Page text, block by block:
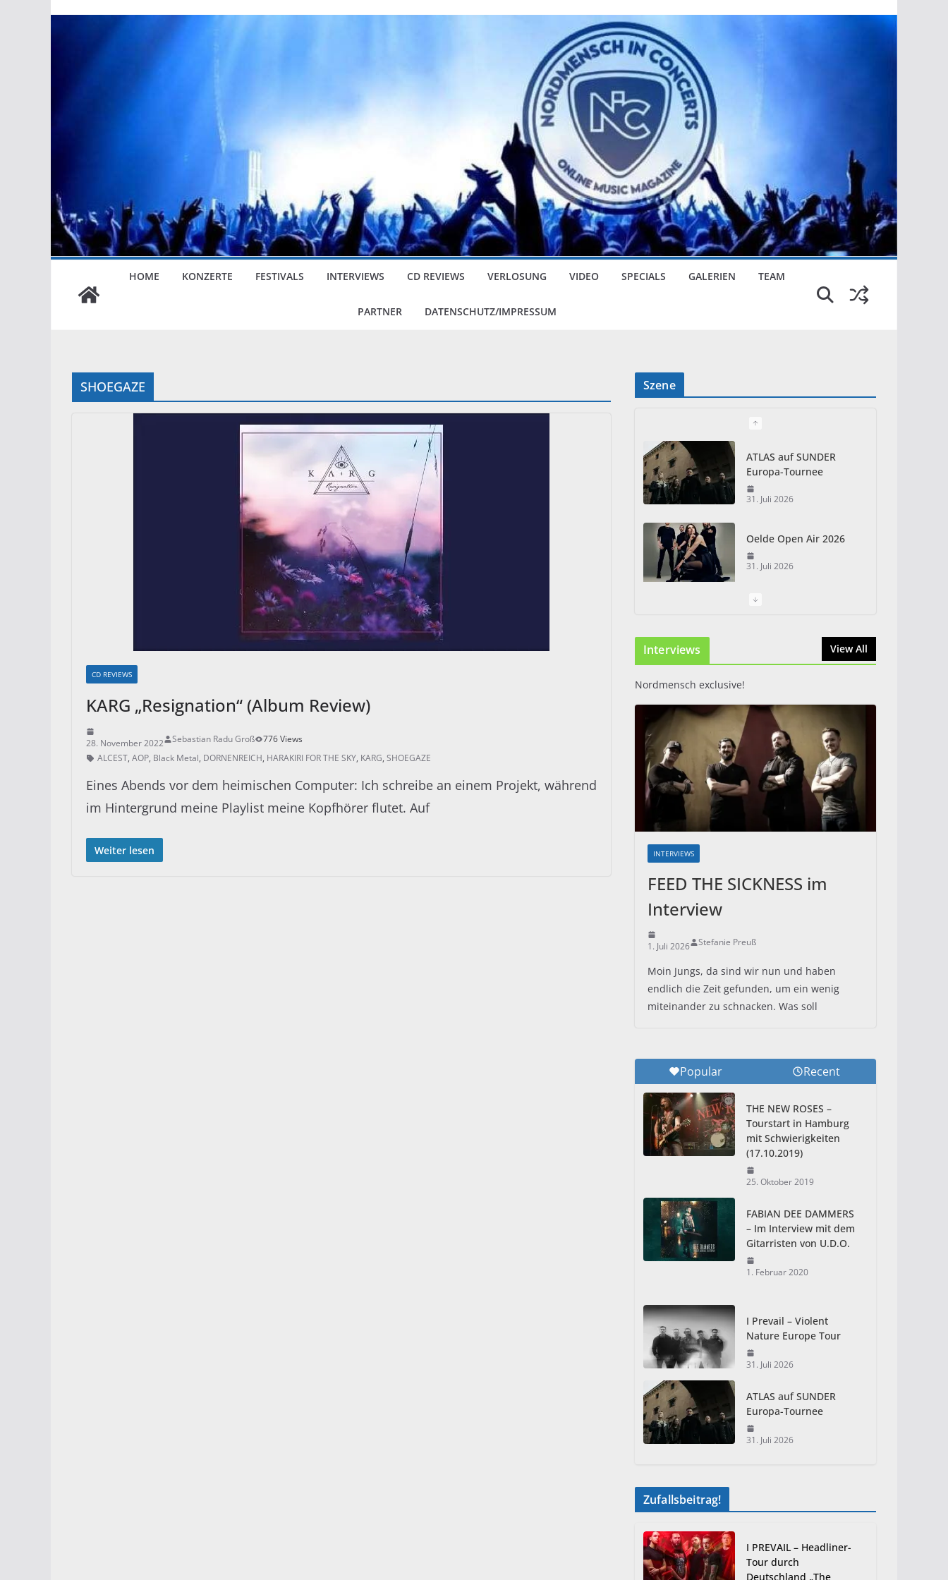
HOME KONZERTE FESTIVALS INTERVIEWS CD REVIEWS VERLOSUNG VIDEO SPECIALS GALERIEN TEAM
PARTNER DATENSCHUTZ/IMPRESSUM
SHOEGAZE
CD REVIEWS
KARG „Resignation“ (Album Review)
28. November 2022 Sebastian Radu Groß
776 Views
ALCEST, AOP, Black Metal, DORNENREICH, HARAKIRI FOR THE SKY, KARG, SHOEGAZE
Eines Abends vor dem heimischen Computer: Ich schreibe an einem Projekt, während
im Hintergrund meine Playlist meine Kopfhörer flutet. Auf
Weiter lesen
Szene
ATLAS auf SUNDER
Europa-Tournee
31. Juli 2026
Oelde Open Air 2026
31. Juli 2026
I Prevail – Violent
Interviews View All
Nordmensch exclusive!
INTERVIEWS
FEED THE SICKNESS im
Interview
1. Juli 2026 Stefanie Preuß
Moin Jungs, da sind wir nun und haben
endlich die Zeit gefunden, um ein wenig
miteinander zu schnacken. Was soll
Popular Recent
THE NEW ROSES –
Tourstart in Hamburg
mit Schwierigkeiten
(17.10.2019)
25. Oktober 2019
FABIAN DEE DAMMERS
– Im Interview mit dem
Gitarristen von U.D.O.
1. Februar 2020
I Prevail – Violent
Nature Europe Tour
31. Juli 2026
ATLAS auf SUNDER
Europa-Tournee
31. Juli 2026
Zufallsbeitrag!
I PREVAIL – Headliner-
Tour durch
Deutschland „The